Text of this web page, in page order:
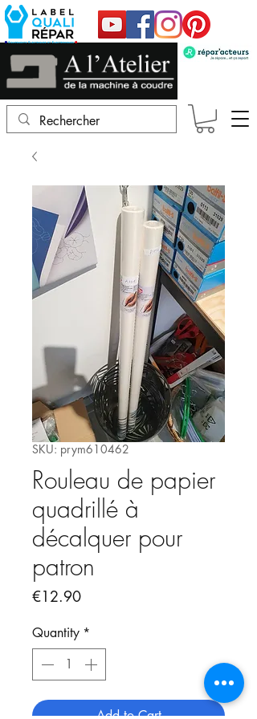
SKU: prym610462
Rouleau de papier
quadrillé à
décalquer pour
patron
€12.90Price
Quantity *
Add to Cart